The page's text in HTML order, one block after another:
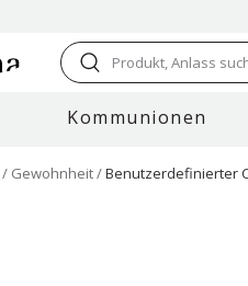
Produkt, Anlass
Kommunionen
Gewohnheit Benutzerdefinierter